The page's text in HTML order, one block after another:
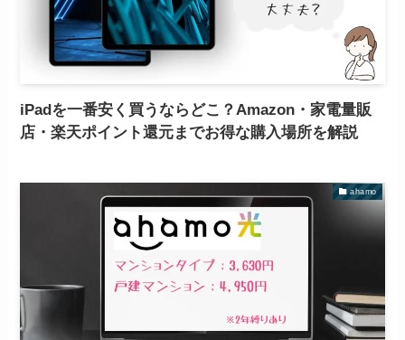
iPadを一番安く買うならどこ？Amazon・家電量販
店・楽天ポイント還元までお得な購入場所を解説
ahamo